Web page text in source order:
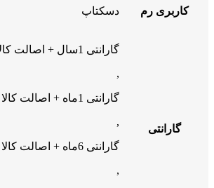
کاربری رم دسکتاپ
گارانتی
گارانتی 1سال + اصالت کالا
,
گارانتی 1ماه + اصالت کالا
,
گارانتی 6ماه + اصالت کالا
,